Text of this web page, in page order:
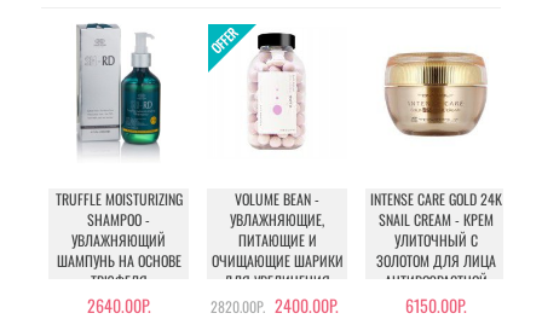
TRUFFLE MOISTURIZING
SHAMPOO -
УВЛАЖНЯЮЩИЙ
ШАМПУНЬ НА ОСНОВЕ
ТРЮФЕЛЯ
2640.00Р.
VOLUME BEAN -
УВЛАЖНЯЮЩИЕ,
ПИТАЮЩИЕ И
ОЧИЩАЮЩИЕ ШАРИКИ
ДЛЯ УВЕЛИЧЕНИЯ
ОБЪЕМА ГРУДИ И
2820.00Р. 2400.00Р.
INTENSE CARE GOLD 24K
SNAIL CREAM - КРЕМ
УЛИТОЧНЫЙ С
ЗОЛОТОМ ДЛЯ ЛИЦА
АНТИВОЗРАСТНОЙ
6150.00Р.